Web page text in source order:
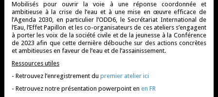
Mobilisés pour ouvrir la voie à une réponse coordonnée et
ambitieuse à la crise de l’eau et à une mise en œuvre efficace de
l’Agenda 2030, en particulier l’ODD6, le Secrétariat International de
l’Eau, l’Effet Papillon et les co-organisateurs de ces ateliers s’engagent
à porter les voix de la société civile et de la jeunesse à la Conférence
de 2023 afin que cette dernière débouche sur des actions concrètes
et ambitieuses en faveur de l’eau et de l’assainissement.
Ressources utiles
- Retrouvez l’enregistrement du premier atelier ici
- Retrouvez notre présentation powerpoint en en FR